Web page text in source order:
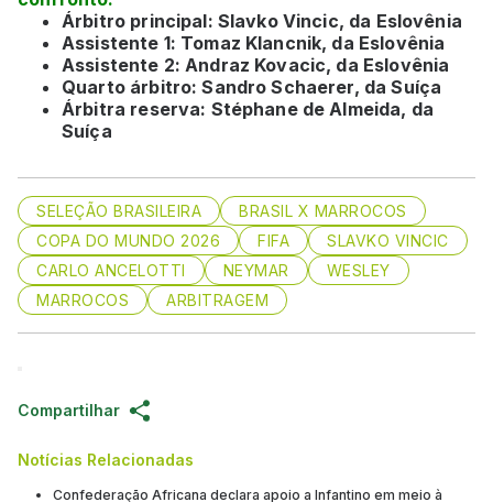
Árbitro principal: Slavko Vincic, da Eslovênia
Assistente 1: Tomaz Klancnik, da Eslovênia
Assistente 2: Andraz Kovacic, da Eslovênia
Quarto árbitro: Sandro Schaerer, da Suíça
Árbitra reserva: Stéphane de Almeida, da
Suíça
SELEÇÃO BRASILEIRA
BRASIL X MARROCOS
COPA DO MUNDO 2026
FIFA
SLAVKO VINCIC
CARLO ANCELOTTI
NEYMAR
WESLEY
MARROCOS
ARBITRAGEM
Compartilhar
Notícias Relacionadas
Confederação Africana declara apoio a Infantino em meio à